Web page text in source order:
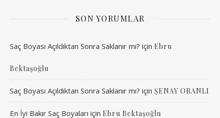
SON YORUMLAR
Saç Boyası Açıldıktan Sonra Saklanır mı? için Ebru
Bektaşoğlu
Saç Boyası Açıldıktan Sonra Saklanır mı? için ŞENAY ORANLI
En İyi Bakır Saç Boyaları için Ebru Bektaşoğlu